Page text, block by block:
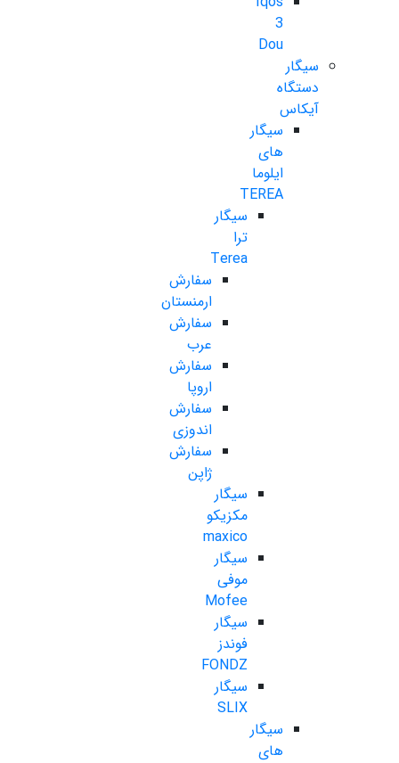
3
Dou
سیگار
دستگاه
آیکاس
سیگار
های
ایلوما
TEREA
سیگار
ترا
Terea
سفارش
ارمنستان
سفارش
عرب
سفارش
اروپا
سفارش
اندوزی
سفارش
ژاپن
سیگار
مکزیکو
maxico
سیگار
موفی
Mofee
سیگار
فوندز
FONDZ
سیگار
SLIX
سیگار
های